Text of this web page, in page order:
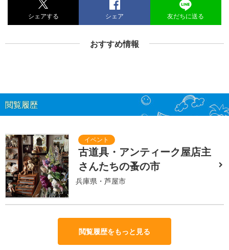
シェアする シェア 友だちに送る
おすすめ情報
閲覧履歴
古道具・アンティーク屋店主
さんたちの蚤の市
兵庫県・芦屋市
閲覧履歴をもっと見る